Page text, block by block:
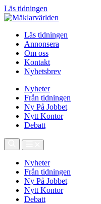
Läs tidningen
Läs tidningen
Annonsera
Om oss
Kontakt
Nyhetsbrev
Nyheter
Från tidningen
Ny På Jobbet
Nytt Kontor
Debatt
Nyheter
Från tidningen
Ny På Jobbet
Nytt Kontor
Debatt